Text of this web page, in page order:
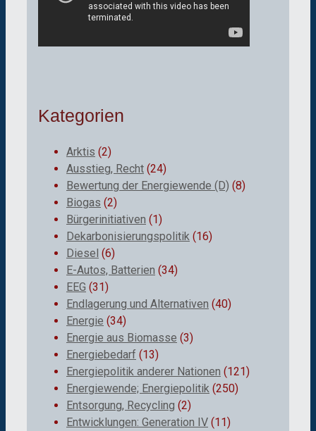
Kategorien
Arktis (2)
Ausstieg, Recht (24)
Bewertung der Energiewende (D) (8)
Biogas (2)
Bürgerinitiativen (1)
Dekarbonisierungspolitik (16)
Diesel (6)
E-Autos, Batterien (34)
EEG (31)
Endlagerung und Alternativen (40)
Energie (34)
Energie aus Biomasse (3)
Energiebedarf (13)
Energiepolitik anderer Nationen (121)
Energiewende; Energiepolitik (250)
Entsorgung, Recycling (2)
Entwicklungen: Generation IV (11)